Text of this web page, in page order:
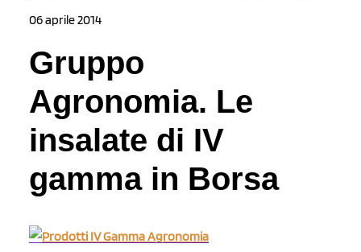
06 aprile 2014
Gruppo
Agronomia. Le
insalate di IV
gamma in Borsa